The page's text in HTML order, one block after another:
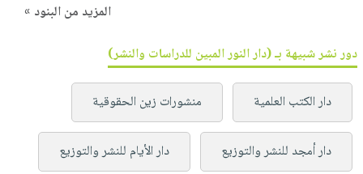
المزيد من البنود »
دور نشر شبيهة بـ (دار النور المبين للدراسات والنشر)
دار الكتب العلمية منشورات زين الحقوقية
دار أمجد للنشر والتوزيع دار الأيام للنشر والتوزيع